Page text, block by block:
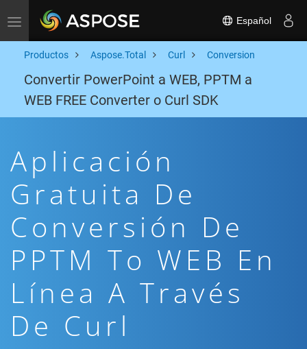
Toggle navigation Español
Productos Aspose.Total Curl Conversion
Convertir PowerPoint a WEB, PPTM a
WEB FREE Converter o Curl SDK
Aplicación
Gratuita De
Conversión De
PPTM To WEB En
Línea A Través
De Curl